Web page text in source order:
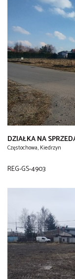
DZIAŁKA NA
Częstochowa, Kiedrzyn
REG-GS-4903